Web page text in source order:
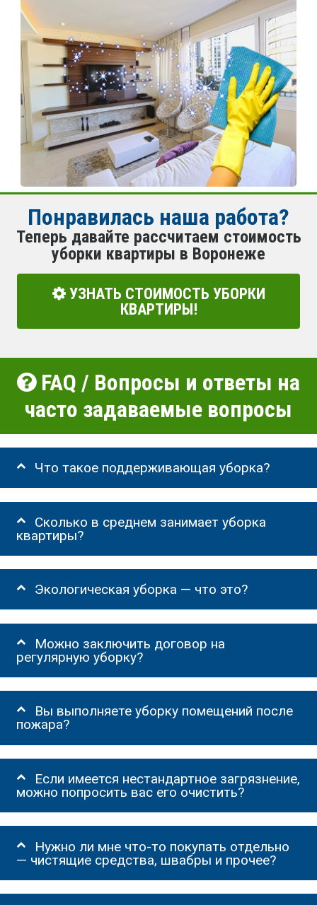
Понравилась наша работа?
Теперь давайте рассчитаем стоимость
уборки квартиры в Воронеже
УЗНАТЬ СТОИМОСТЬ УБОРКИ
КВАРТИРЫ!
FAQ / Вопросы и ответы на
часто задаваемые вопросы
Что такое поддерживающая уборка?
Сколько в среднем занимает уборка
квартиры?
Экологическая уборка — что это?
Можно заключить договор на
регулярную уборку?
Вы выполняете уборку помещений после
пожара?
Если имеется нестандартное загрязнение,
можно попросить вас его очистить?
Нужно ли мне что-то покупать отдельно
— чистящие средства, швабры и прочее?